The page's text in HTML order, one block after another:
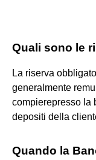
Quali sono le
La riserva
generalmente
compierepresso la
depositi della
Quando la